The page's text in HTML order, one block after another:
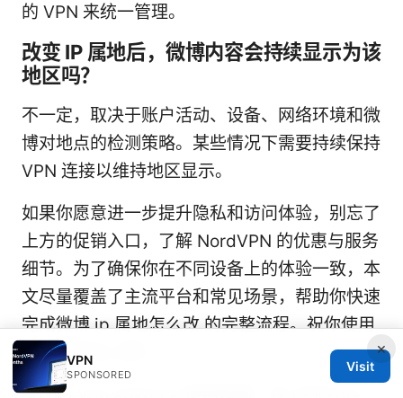
的 VPN 来统一管理。
改变 IP 属地后，微博内容会持续显示为该
地区吗？
不一定，取决于账户活动、设备、网络环境和微
博对地点的检测策略。某些情况下需要持续保持
VPN 连接以维持地区显示。
如果你愿意进一步提升隐私和访问体验，别忘了
上方的促销入口，了解 NordVPN 的优惠与服务
细节。为了确保你在不同设备上的体验一致，本
文尽量覆盖了主流平台和常见场景，帮助你快速
完成微博 ip 属地怎么改 的完整流程。祝你使用
愉快，安全上网！
×
VPN
SPONSORED
Visit